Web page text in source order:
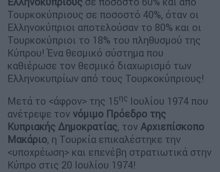
Τουρκοκύπριους σε ποσοστό 40%, όταν οι
Ελληνοκύπριοι αποτελούσαν το 80% και οι
Τουρκοκύπριοι το 18% του πληθυσμού της
Κύπρου! Ένα θεσμικό σύστημα που
καθιέρωσε τον θεσμικό διαχωρισμό των
Ελληνοκυπρίων από τους Τουρκοκύπριους!
Μετά το <άφρον> της 15ης Ιουλίου 1974 που
ανέτρεψε τον νόμιμο Πρόεδρο της
Κυπριακής Δημοκρατίας, τον Αρχιεπίσκοπο
Μακάριο, η Τουρκία επικαλέστηκε την
<υποχρέωση> και επενέβη στρατιωτικά στην
Κύπρο στις 20 Ιουλίου 1974!